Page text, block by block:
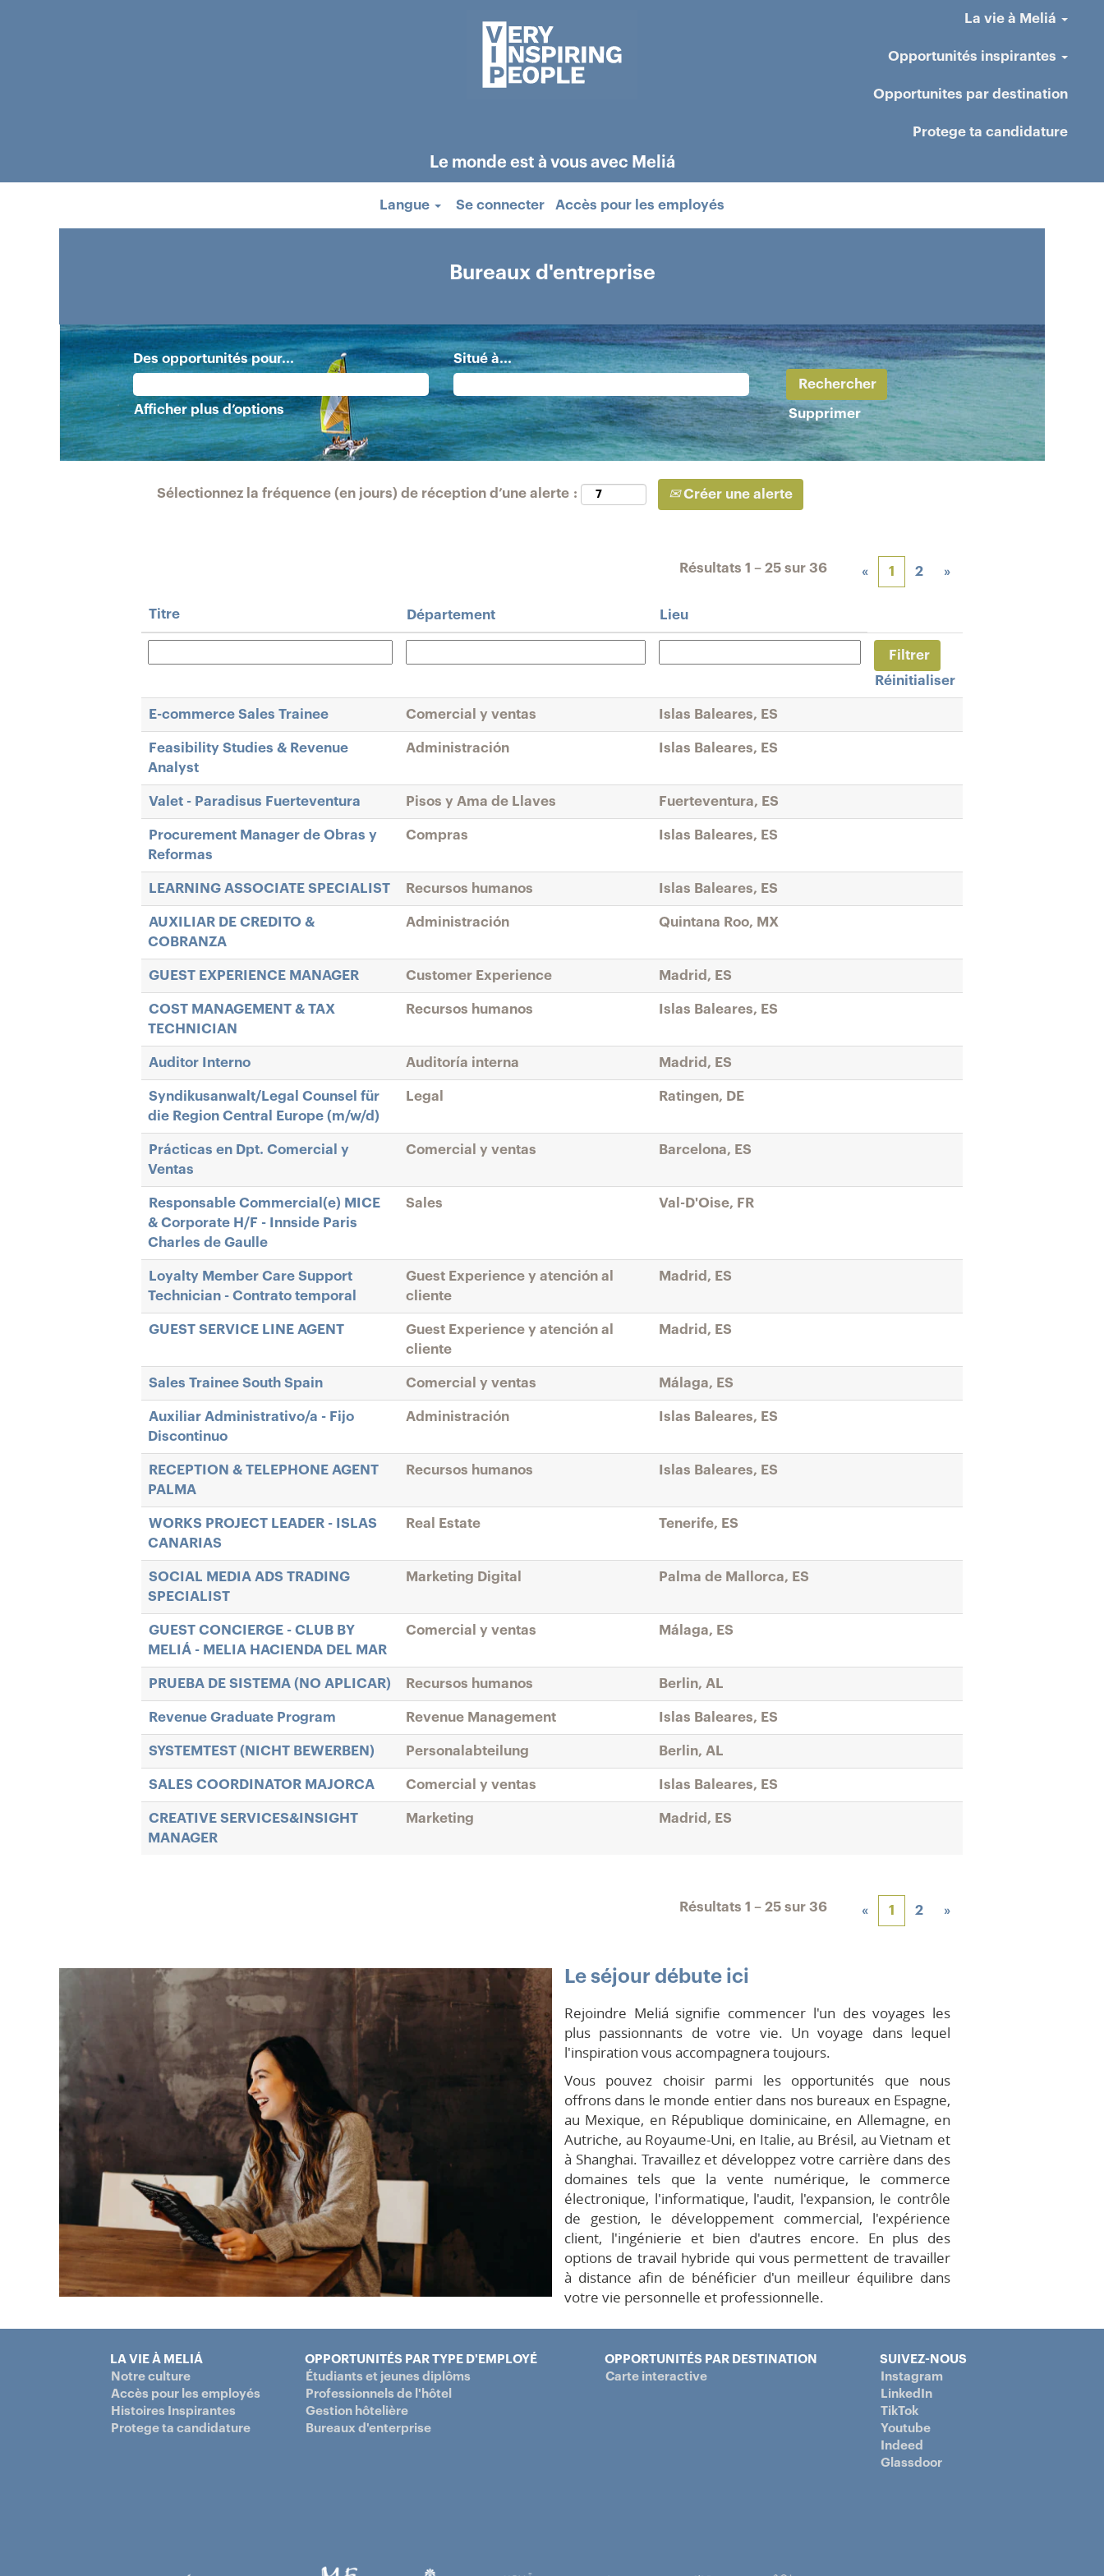
La vie à Meliá
Opportunités inspirantes
Opportunites par destination
Protege ta candidature
Le monde est à vous avec Meliá
Langue Se connecter Accès pour les employés
Bureaux d'entreprise
Des opportunités pour... Situé à...
Afficher plus d’options Supprimer
Sélectionnez la fréquence (en jours) de réception d’une alerte : Créer une alerte
Résultats 1 – 25 sur 36 « 1 2 »
Titre Département Lieu
Réinitialiser
E-commerce Sales Trainee Comercial y ventas Islas Baleares, ES
Feasibility Studies & Revenue
Analyst
Administración Islas Baleares, ES
Valet - Paradisus Fuerteventura Pisos y Ama de Llaves Fuerteventura, ES
Procurement Manager de Obras y
Reformas
Compras Islas Baleares, ES
LEARNING ASSOCIATE SPECIALIST Recursos humanos Islas Baleares, ES
AUXILIAR DE CREDITO &
COBRANZA
Administración Quintana Roo, MX
GUEST EXPERIENCE MANAGER Customer Experience Madrid, ES
COST MANAGEMENT & TAX
TECHNICIAN
Recursos humanos Islas Baleares, ES
Auditor Interno Auditoría interna Madrid, ES
Syndikusanwalt/Legal Counsel für
die Region Central Europe (m/w/d)
Legal Ratingen, DE
Prácticas en Dpt. Comercial y
Ventas
Comercial y ventas Barcelona, ES
Responsable Commercial(e) MICE
& Corporate H/F - Innside Paris
Charles de Gaulle
Sales Val-D'Oise, FR
Loyalty Member Care Support
Technician - Contrato temporal
Guest Experience y atención al
cliente
Madrid, ES
GUEST SERVICE LINE AGENT
Guest Experience y atención al
cliente
Madrid, ES
Sales Trainee South Spain Comercial y ventas Málaga, ES
Auxiliar Administrativo/a - Fijo
Discontinuo
Administración Islas Baleares, ES
RECEPTION & TELEPHONE AGENT
PALMA
Recursos humanos Islas Baleares, ES
WORKS PROJECT LEADER - ISLAS
CANARIAS
Real Estate Tenerife, ES
SOCIAL MEDIA ADS TRADING
SPECIALIST
Marketing Digital Palma de Mallorca, ES
GUEST CONCIERGE - CLUB BY
MELIÁ - MELIA HACIENDA DEL MAR
Comercial y ventas Málaga, ES
PRUEBA DE SISTEMA (NO APLICAR) Recursos humanos Berlin, AL
Revenue Graduate Program Revenue Management Islas Baleares, ES
SYSTEMTEST (NICHT BEWERBEN) Personalabteilung Berlin, AL
SALES COORDINATOR MAJORCA Comercial y ventas Islas Baleares, ES
CREATIVE SERVICES&INSIGHT
MANAGER
Marketing Madrid, ES
Résultats 1 – 25 sur 36 « 1 2 »
Le séjour débute ici
Rejoindre Meliá signifie commencer l'un des voyages les
plus passionnants de votre vie. Un voyage dans lequel
l'inspiration vous accompagnera toujours.
Vous pouvez choisir parmi les opportunités que nous
offrons dans le monde entier dans nos bureaux en Espagne,
au Mexique, en République dominicaine, en Allemagne, en
Autriche, au Royaume-Uni, en Italie, au Brésil, au Vietnam et
à Shanghai. Travaillez et développez votre carrière dans des
domaines tels que la vente numérique, le commerce
électronique, l'informatique, l'audit, l'expansion, le contrôle
de gestion, le développement commercial, l'expérience
client, l'ingénierie et bien d'autres encore. En plus des
options de travail hybride qui vous permettent de travailler
à distance afin de bénéficier d'un meilleur équilibre dans
votre vie personnelle et professionnelle.
LA VIE À MELIÁ OPPORTUNITÉS PAR TYPE D'EMPLOYÉ OPPORTUNITÉS PAR DESTINATION
SUIVEZ-NOUS
Notre culture
Étudiants et jeunes diplôms Carte interactive
Instagram
Accès pour les employés
Professionnels de l'hôtel
LinkedIn
Histoires Inspirantes
Gestion hôtelière
TikTok
Protege ta candidature
Bureaux d'enterprise
Youtube
Indeed
Glassdoor